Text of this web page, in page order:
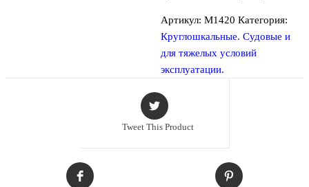
Артикул: М1420 Категория:
Круглошкальные. Судовые и
для тяжелых условий
эксплуатации.
Tweet This Product